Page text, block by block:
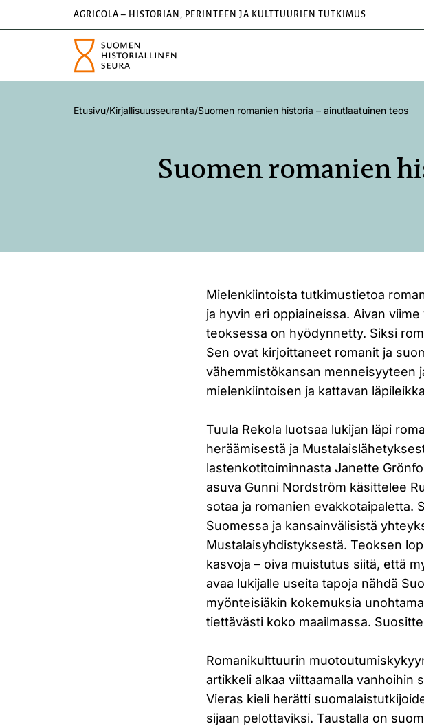
AGRICOLA – HISTORIAN, PERINTEEN JA KULTTUURIEN TUTKIMUS
Etusivu/Kirjallisuusseuranta/Suomen romanien historia – ainutlaatuinen teos
Suomen romanien
Mielenkiintoista tutkimustietoa
ja hyvin eri oppiaineissa. Aivan
teoksessa on hyödynnetty. Siksi
Sen ovat kirjoittaneet romanit ja
vähemmistökansan menneisyyteen
mielenkiintoisen ja kattavan
Tuula Rekola luotsaa lukijan läpi
heräämisestä ja
lastenkotitoiminnasta Janette
asuva Gunni Nordström käsittelee
sotaa ja romanien evakkotaipaletta.
Suomessa ja kansainvälisistä
Mustalaisyhdistyksestä. Teoksen
kasvoja – oiva muistutus siitä, että
avaa lukijalle useita tapoja nähdä
myönteisiäkin kokemuksia
tiettävästi koko maailmassa.
Romanikulttuurin
artikkeli alkaa viittaamalla vanhoihin
Vieras kieli herätti
sijaan pelottaviksi. Taustalla on